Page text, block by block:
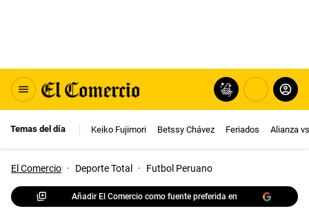
Temas del día Keiko Fujimori Betssy Chávez Feriados Alianza
El Comercio · Deporte Total · Futbol Peruano
Añadir El Comercio como fuente preferida en